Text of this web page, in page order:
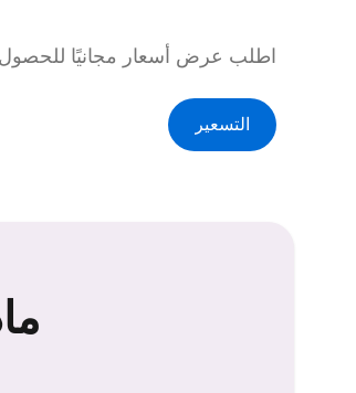
اطلب عرض أسعار مجانيًا للحصول
التسعير